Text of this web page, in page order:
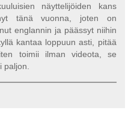
näyttelijöiden kans
tänä vuonna, joten on
englannin ja päässyt niihin
kantaa loppuun asti, pitää
toimii ilman videota, se